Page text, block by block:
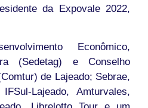
da Expovale 2022,
Econômico,
(Sedetag) e Conselho
de Lajeado; Sebrae,
Lajeado, Amturvales,